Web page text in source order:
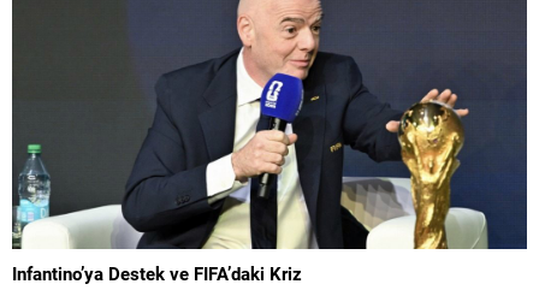
Infantino’ya Destek ve FIFA’daki Kriz